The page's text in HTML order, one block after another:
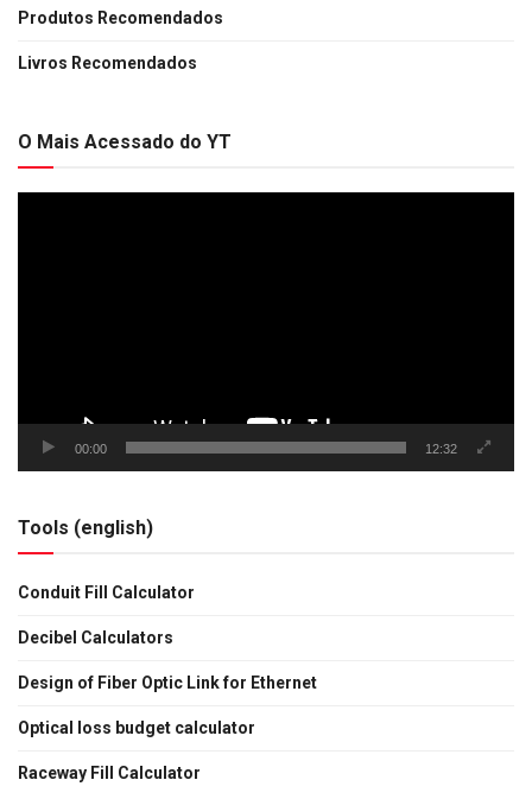
Produtos Recomendados
Livros Recomendados
O Mais Acessado do YT
00:00 12:32
Tools (english)
Conduit Fill Calculator
Decibel Calculators
Design of Fiber Optic Link for Ethernet
Optical loss budget calculator
Raceway Fill Calculator